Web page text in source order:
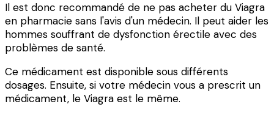
Il est donc recommandé de ne pas acheter du Viagra
en pharmacie sans l'avis d'un médecin. Il peut aider les
hommes souffrant de dysfonction érectile avec des
problèmes de santé.
Ce médicament est disponible sous différents
dosages. Ensuite, si votre médecin vous a prescrit un
médicament, le Viagra est le même.